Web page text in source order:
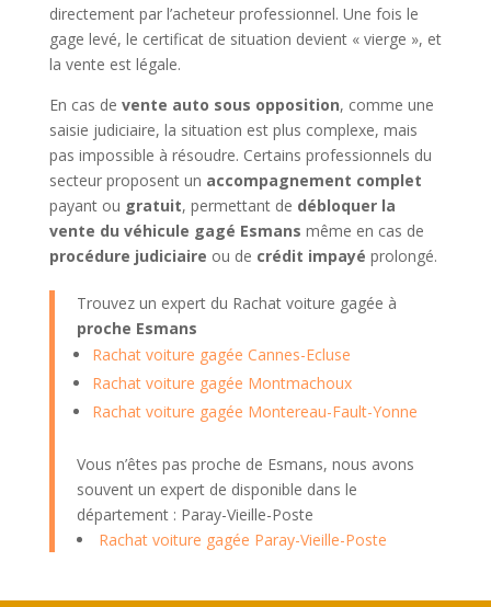
directement par l’acheteur professionnel. Une fois le
gage levé, le certificat de situation devient « vierge », et
la vente est légale.
En cas de vente auto sous opposition, comme une
saisie judiciaire, la situation est plus complexe, mais
pas impossible à résoudre. Certains professionnels du
secteur proposent un accompagnement complet
payant ou gratuit, permettant de débloquer la
vente du véhicule gagé Esmans même en cas de
procédure judiciaire ou de crédit impayé prolongé.
Trouvez un expert du Rachat voiture gagée à
proche Esmans
Rachat voiture gagée Cannes-Ecluse
Rachat voiture gagée Montmachoux
Rachat voiture gagée Montereau-Fault-Yonne
Vous n’êtes pas proche de Esmans, nous avons
souvent un expert de disponible dans le
département : Paray-Vieille-Poste
Rachat voiture gagée Paray-Vieille-Poste